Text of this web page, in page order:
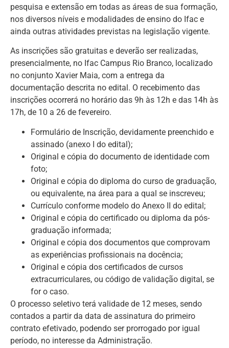
pesquisa e extensão em todas as áreas de sua formação,
nos diversos níveis e modalidades de ensino do Ifac e
ainda outras atividades previstas na legislação vigente.
As inscrições são gratuitas e deverão ser realizadas,
presencialmente, no Ifac Campus Rio Branco, localizado
no conjunto Xavier Maia, com a entrega da
documentação descrita no edital. O recebimento das
inscrições ocorrerá no horário das 9h às 12h e das 14h às
17h, de 10 a 26 de fevereiro.
Formulário de Inscrição, devidamente preenchido e
assinado (anexo I do edital);
Original e cópia do documento de identidade com
foto;
Original e cópia do diploma do curso de graduação,
ou equivalente, na área para a qual se inscreveu;
Currículo conforme modelo do Anexo II do edital;
Original e cópia do certificado ou diploma da pós-
graduação informada;
Original e cópia dos documentos que comprovam
as experiências profissionais na docência;
Original e cópia dos certificados de cursos
extracurriculares, ou código de validação digital, se
for o caso.
O processo seletivo terá validade de 12 meses, sendo
contados a partir da data de assinatura do primeiro
contrato efetivado, podendo ser prorrogado por igual
período, no interesse da Administração.